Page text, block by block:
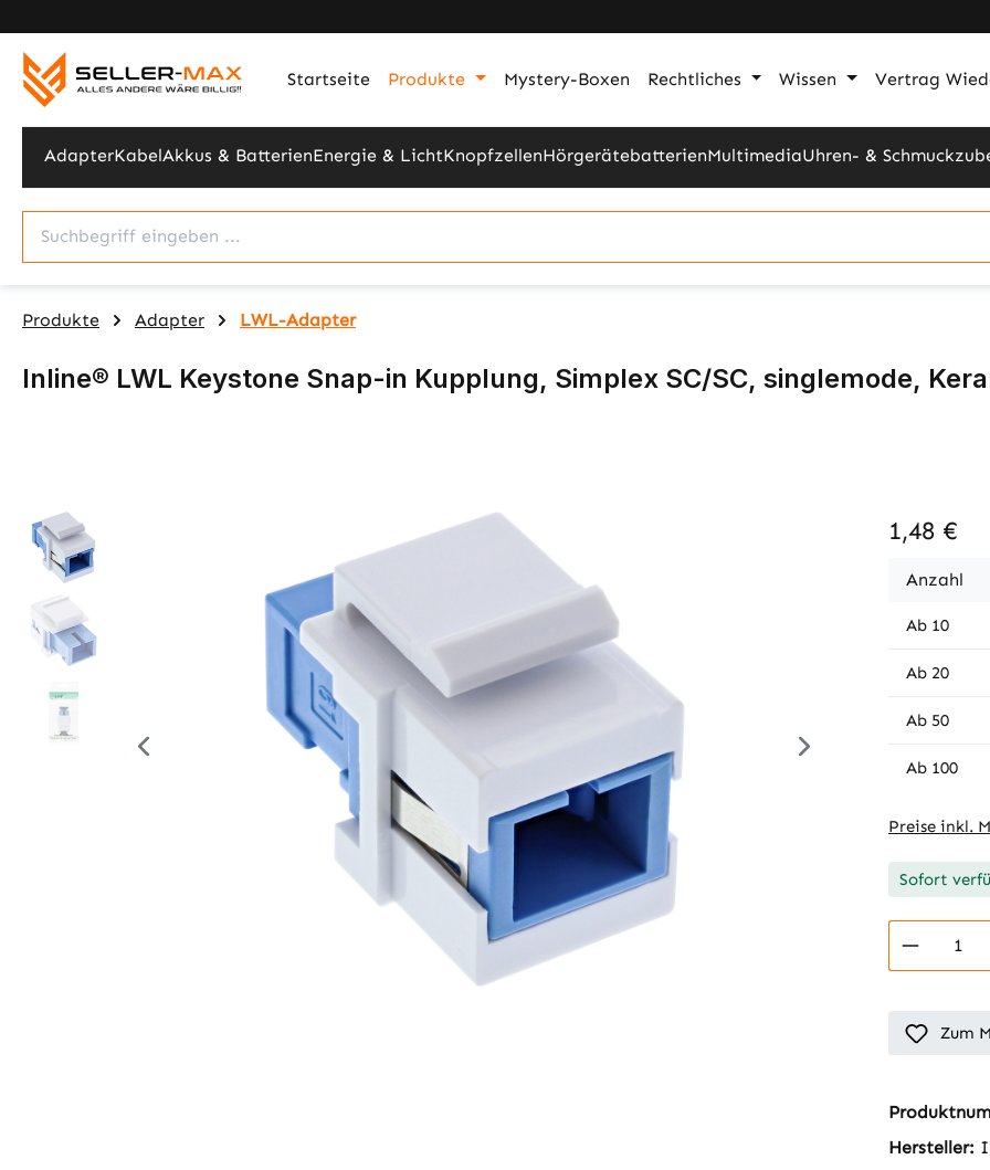
Startseite Produkte Mystery-Boxen Rechtliches Wissen Vertrag
AdapterKabelAkkus & BatterienEnergie & LichtKnopfzellenHörgerätebatterienMultimediaUhren- &
Produkte Adapter LWL-Adapter
Inline® LWL Keystone Snap-in Kupplung, Simplex SC/SC, singlemode,
Bildergalerie überspringen 1,48 €
Anzahl
Ab 10
Ab 20
Ab 50
Ab 100
Preise inkl.
Sofort
Zum
Hersteller: